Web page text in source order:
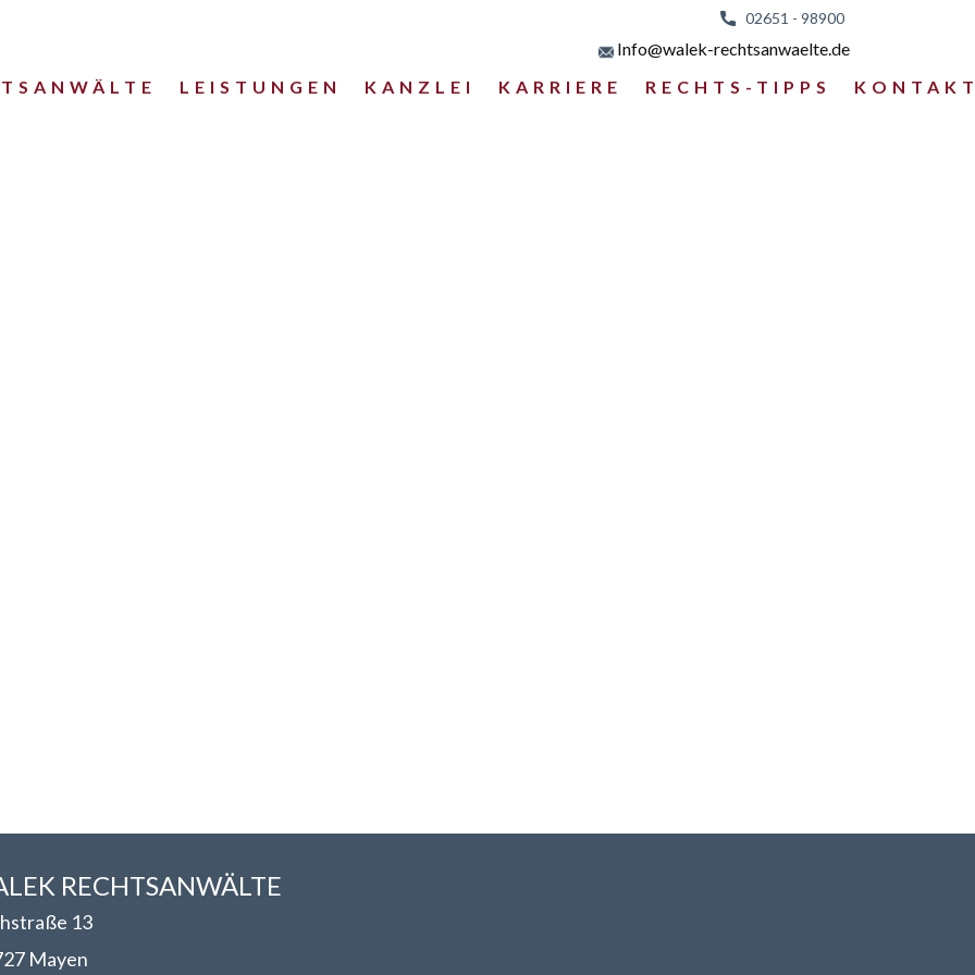
02651 - 98900
LEISTUNGEN KANZLEI KARRIERE RECHTS-TIPPS
Info@walek-rechtsanwaelte.de
RECHTSANWÄLT​​E
13
Mayen